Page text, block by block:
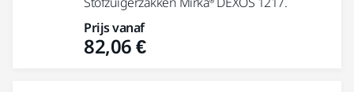
Prijs vanaf
82,06 €